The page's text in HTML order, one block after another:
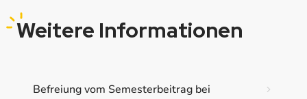
Weitere Informationen
Befreiung vom Semesterbeitrag bei